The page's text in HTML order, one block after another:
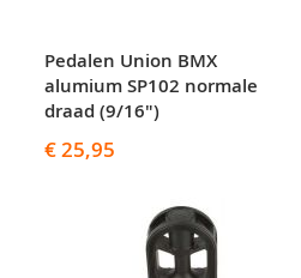
Pedalen Union BMX
alumium SP102 normale
draad (9/16")
€ 25,95